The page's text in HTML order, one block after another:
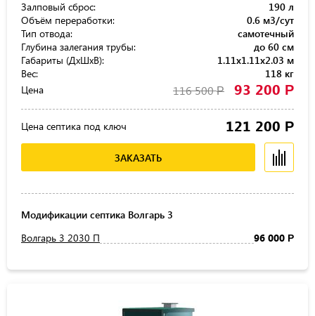
Залповый сброс:
190 л
Объём переработки:
0.6 м3/сут
Тип отвода:
самотечный
Глубина залегания трубы:
до 60 см
Габариты (ДхШхВ):
1.11x1.11x2.03 м
Вес:
118 кг
Цена
116 500Р 93 200 Р
Цена септика под ключ 121 200 Р
ЗАКАЗАТЬ
Модификации септика Волгарь 3
Волгарь 3 2030 П
96 000 Р